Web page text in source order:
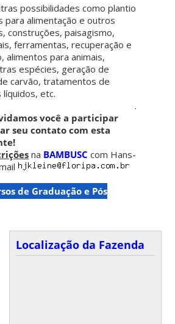
possibilidades como plantio
alimentação e outros
construções, paisagismo,
ferramentas, recuperação e
alimentos para animais,
espécies, geração de
carvão, tratamentos de
etc.
.
você a participar
seu contato com esta
na BAMBUSC com Hans-
de Graduação e Pós
Localização da Fazenda